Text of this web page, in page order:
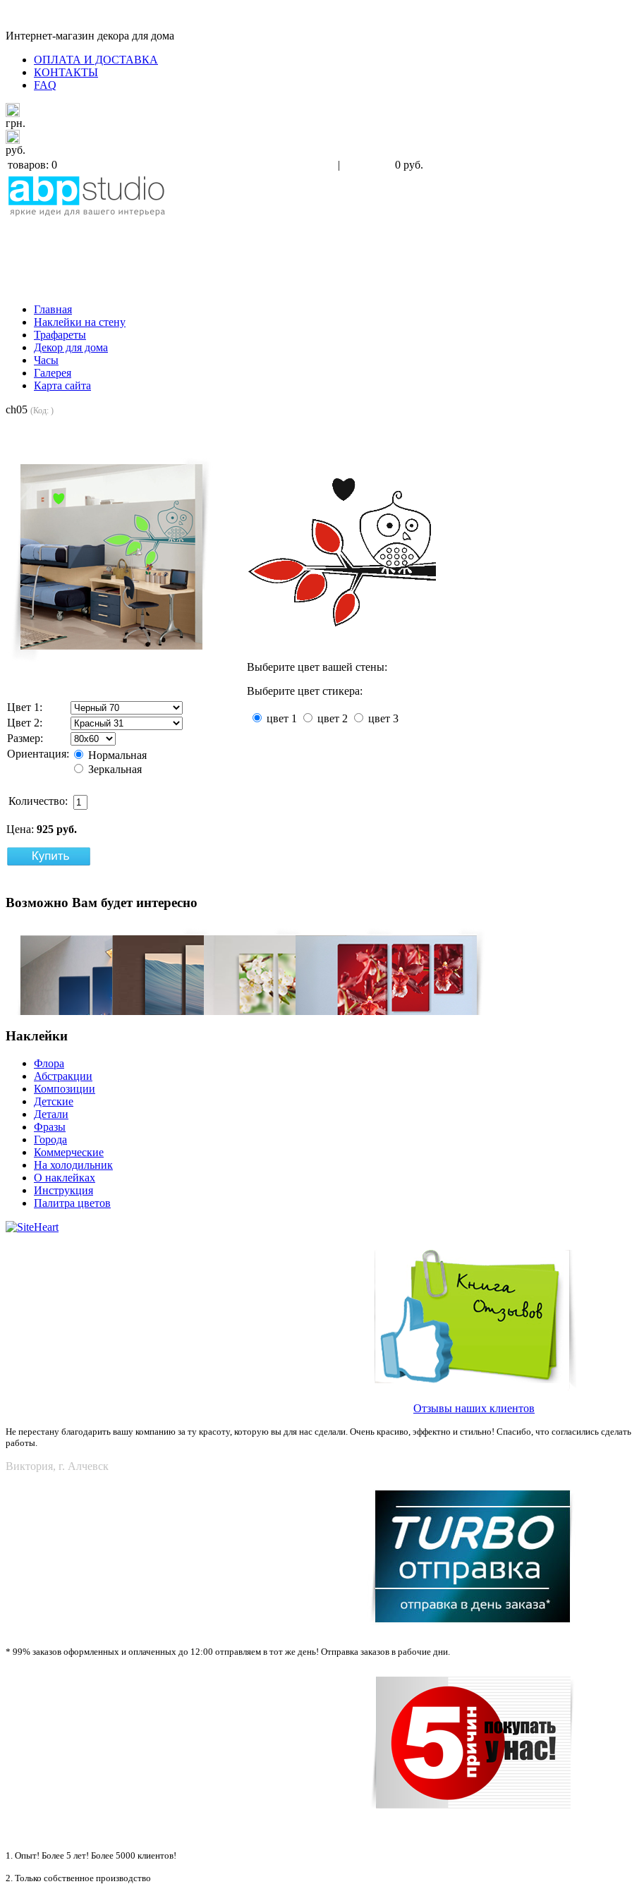
Интернет-магазин декора для дома
ОПЛАТА И ДОСТАВКА
КОНТАКТЫ
FAQ
грн.
руб.
товаров: 0
| 0 руб.
Главная
Наклейки на стену
Трафареты
Декор для дома
Часы
Галерея
Карта сайта
ch05 (Код: )
Цвет 1:
Цвет 2:
Размер:
Ориентация:
Нормальная
Зеркальная
Количество:
Цена: 925 руб.
Выберите цвет вашей стены:
Выберите цвет стикера:
цвет 1 цвет 2 цвет 3
Возможно Вам будет интересно
Наклейки
Флора
Абстракции
Композиции
Детские
Детали
Фразы
Города
Коммерческие
На холодильник
О наклейках
Инструкция
Палитра цветов
Отзывы наших клиентов
Не перестану благодарить вашу компанию за ту красоту, которую вы для нас сделали. Очень красиво, эффектно и стильно! Спасибо, что согласились
работы.
Виктория, г. Алчевск
* 99% заказов оформленных и оплаченных до 12:00 отправляем в тот же день! Отправка заказов в рабочие дни.
1. Опыт! Более 5 лет! Более 5000 клиентов!
2. Только собственное производство